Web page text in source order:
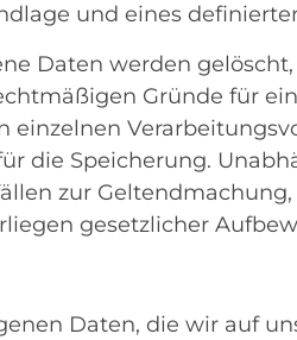
und eines
Daten werden
Gründe für
einzelnen
die Speicherung.
zur
gesetzlicher
Daten, die wir auf